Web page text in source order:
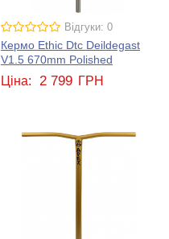
Відгуки: 0
Кермо Ethic Dtc Deildegast
V1.5 670mm Polished
Ціна: 2 799 ГРН